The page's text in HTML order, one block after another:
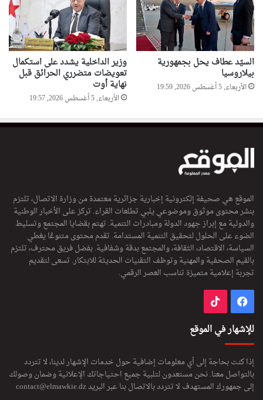
السيّد عطاف يحل بجمهورية
بيلاروسيا
الأربعاء, 5 أغسطس 2026, 19:59
وزير الداخلية يشدد على استكمال
تعويضات متضرري الحرائق قبل
نهاية أوت
الأربعاء, 5 أغسطس 2026, 19:57
الموقع هي صحيفة إلكترونية إخبارية جزائرية معتمدة من وزارة الاتصال، تلتزم
بنشر محتوى موثوق وموضوعي يلبي تطلعات القراء. تركز على الأخبار الوطنية
والدولية مع إبراز جهود الدولة ومبادرات التنمية. تهتم بقضايا المجتمع وتسليط
الضوء على الحلول لتحقيق التنمية المستدامة. تقدم محتوى متنوعًا يغطي
السياسة، الاقتصاد، الثقافة، والمجتمع بدقة وشفافية. بفضل فريق محترف، تلتزم
بالقيم الصحفية والمهنية وتوظف التقنيات الحديثة للابتكار. تسعى لتقديم
تجربة إعلامية متميزة تناسب العصر الرقمي.
فيسبوك
للإشهار في الموقع
إذا كنت بحاجة إلى أي معلومات إضافية حول خدمات الإشهار لدينا، لا تتردد
بالتواصل معنا. نحن مستعدون لتلبية جميع احتياجاتك الإعلانية وضمان وصولك
إلى جمهورك المستهدف لا تتردد بالاتصال بنا عبر البريدcontact@elmawkie.dz